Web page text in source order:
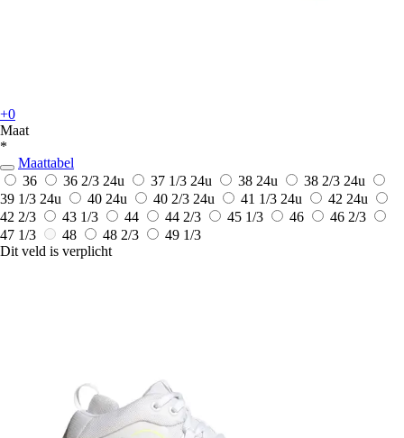
+0
Maat
*
Maattabel
36
36 2/3 24u 37 1/3 24u 38 24u 38 2/3 24u
39 1/3 24u 40 24u 40 2/3 24u 41 1/3 24u 42 24u
42 2/3
43 1/3 44 44 2/3 45 1/3 46
46 2/3
47 1/3
48 48 2/3
49 1/3
Dit veld is verplicht